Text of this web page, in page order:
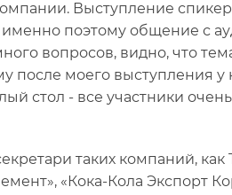
Выступление
поэтому общение с
вопросов, видно, что
после моего выступления у
стол - все участники
таких компаний, как
«Кока-Кола Экспорт